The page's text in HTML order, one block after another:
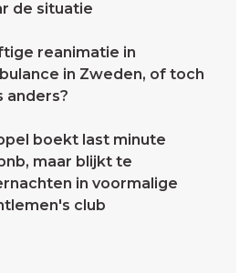
de situatie
reanimatie in
in Zweden, of toch
anders?
boekt last minute
maar blijkt te
in voormalige
club